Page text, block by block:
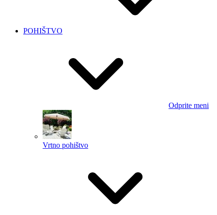
POHIŠTVO
Odprite meni
Vrtno pohištvo